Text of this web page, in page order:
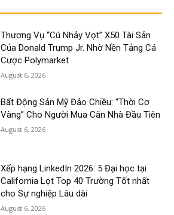
Thương Vụ “Cú Nhảy Vọt” X50 Tài Sản
Của Donald Trump Jr. Nhờ Nền Tảng Cá
Cược Polymarket
August 6, 2026
Bất Động Sản Mỹ Đảo Chiều: “Thời Cơ
Vàng” Cho Người Mua Căn Nhà Đầu Tiên
August 6, 2026
Xếp hạng LinkedIn 2026: 5 Đại học tại
California Lọt Top 40 Trường Tốt nhất
cho Sự nghiệp Lâu dài
August 6, 2026